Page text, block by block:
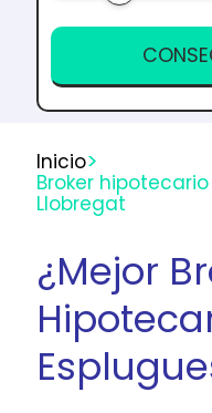
Inicio>
Broker
Llobregat
¿Mejor